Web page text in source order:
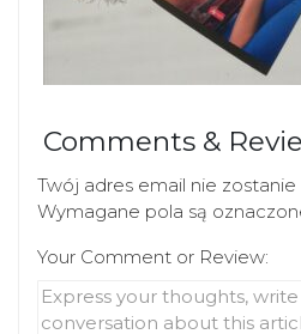
Comments &
Twój adres email nie
Wymagane pola są
Your Comment or Review: